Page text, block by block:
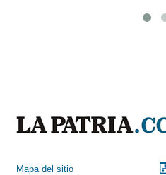
Mapa del sitio